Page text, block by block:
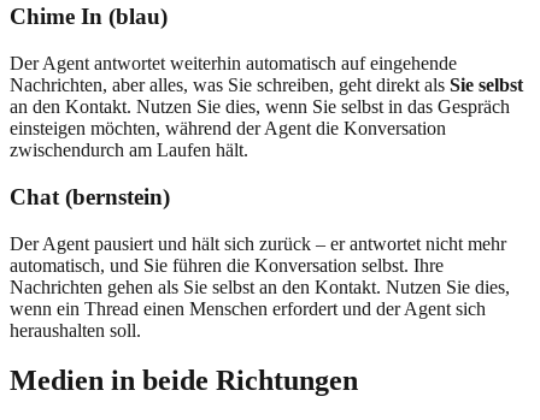
Chime In (blau)
Der Agent antwortet weiterhin automatisch auf eingehende
Nachrichten, aber alles, was Sie schreiben, geht direkt als Sie selbst
an den Kontakt. Nutzen Sie dies, wenn Sie selbst in das Gespräch
einsteigen möchten, während der Agent die Konversation
zwischendurch am Laufen hält.
Chat (bernstein)
Der Agent pausiert und hält sich zurück – er antwortet nicht mehr
automatisch, und Sie führen die Konversation selbst. Ihre
Nachrichten gehen als Sie selbst an den Kontakt. Nutzen Sie dies,
wenn ein Thread einen Menschen erfordert und der Agent sich
heraushalten soll.
Medien in beide Richtungen